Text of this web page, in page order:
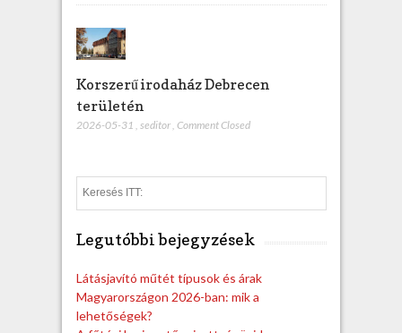
Korszerű irodaház Debrecen
területén
2026-05-31 , seditor, Comment Closed
e
Legutóbbi bejegyzések
Látásjavító műtét típusok és árak
Magyarországon 2026-ban: mik a
lehetőségek?